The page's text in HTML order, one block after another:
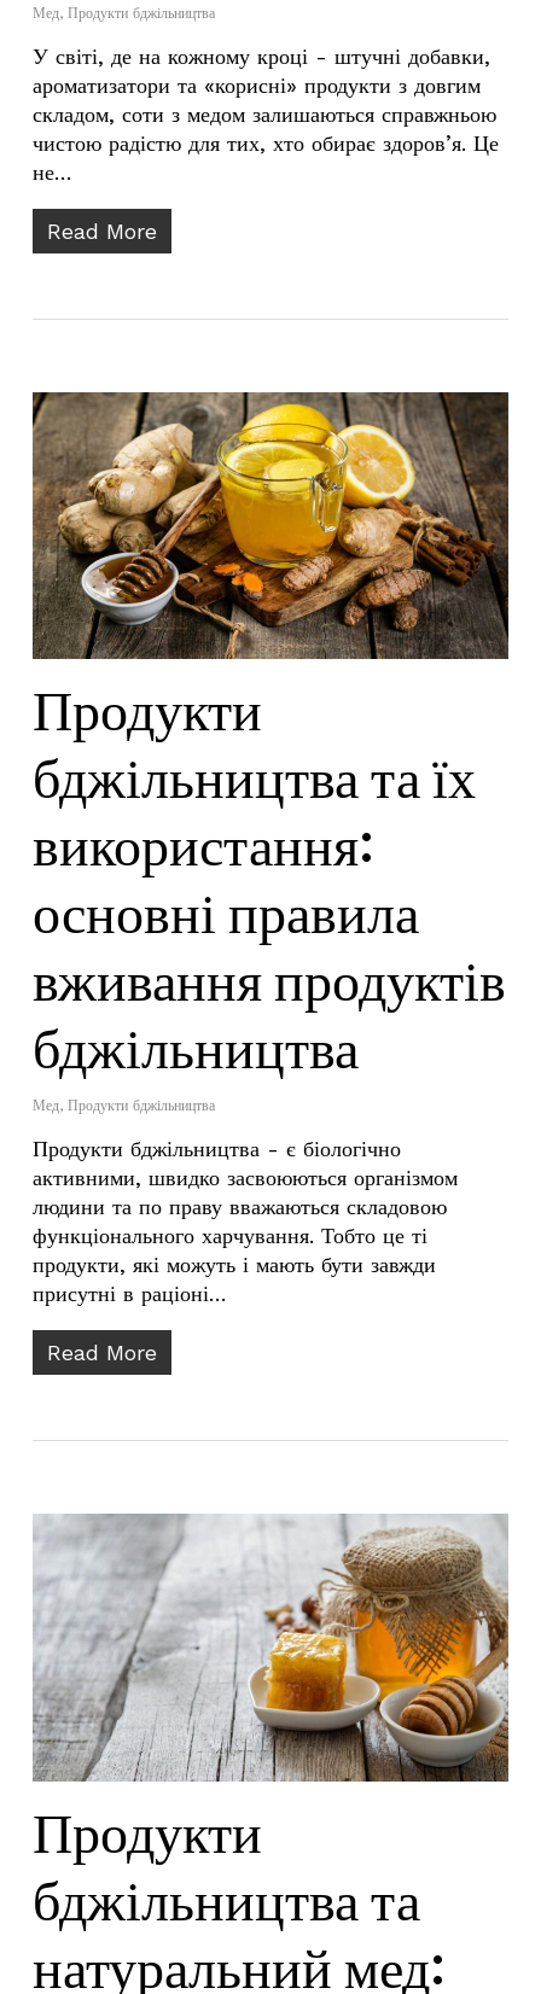
Мед, Продукти бджільництва
У світі, де на кожному кроці - штучні добавки,
ароматизатори та «корисні» продукти з довгим
складом, соти з медом залишаються справжньою
чистою радістю для тих, хто обирає здоров’я. Це
не…
Read More
Продукти
бджільництва та їх
використання:
основні правила
вживання продуктів
бджільництва
Мед, Продукти бджільництва
Продукти бджільництва - є біологічно
активними, швидко засвоюються організмом
людини та по праву вважаються складовою
функціонального харчування. Тобто це ті
продукти, які можуть і мають бути завжди
присутні в раціоні…
Read More
Продукти
бджільництва та
натуральний мед: